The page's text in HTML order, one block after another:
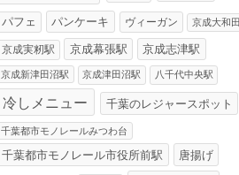
パフェ パンケーキ ヴィーガン 京成大和
京成実籾駅 京成幕張駅 京成志津駅
京成新津田沼駅 京成津田沼駅 八千代中央駅
冷しメニュー 千葉のレジャースポット
千葉都市モノレールみつわ台
千葉都市モノレール市役所前駅 唐揚げ